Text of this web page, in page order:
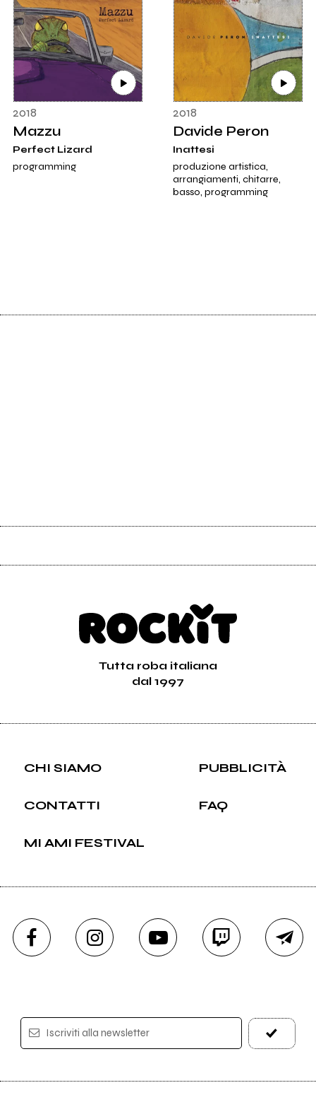
2018
Mazzu
Perfect Lizard
programming
2018
Davide Peron
Inattesi
produzione artistica,
arrangiamenti, chitarre,
basso, programming
Tutta roba italiana
dal 1997
CHI SIAMO PUBBLICITÀ
CONTATTI FAQ
MI AMI FESTIVAL
Iscriviti alla newsletter